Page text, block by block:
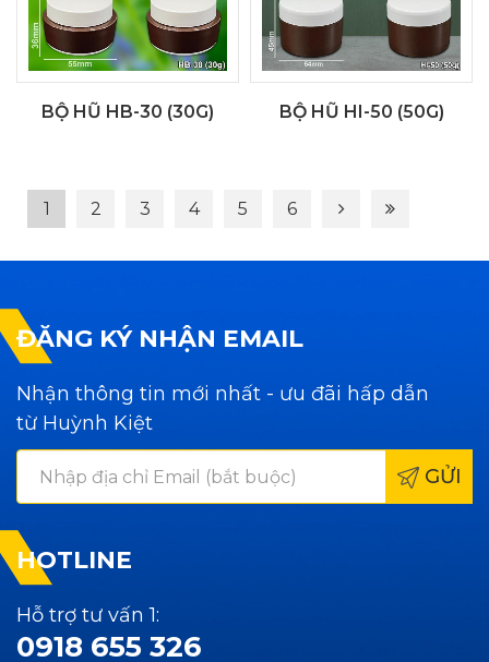
BỘ HŨ HB-30 (30G) BỘ HŨ HI-50 (50G)
1 2 3 4 5 6
ĐĂNG KÝ NHẬN EMAIL
Nhận thông tin mới nhất - ưu đãi hấp dẫn
từ Huỳnh Kiệt
GỬI
HOTLINE
Hỗ trợ tư vấn 1:
0918 655 326